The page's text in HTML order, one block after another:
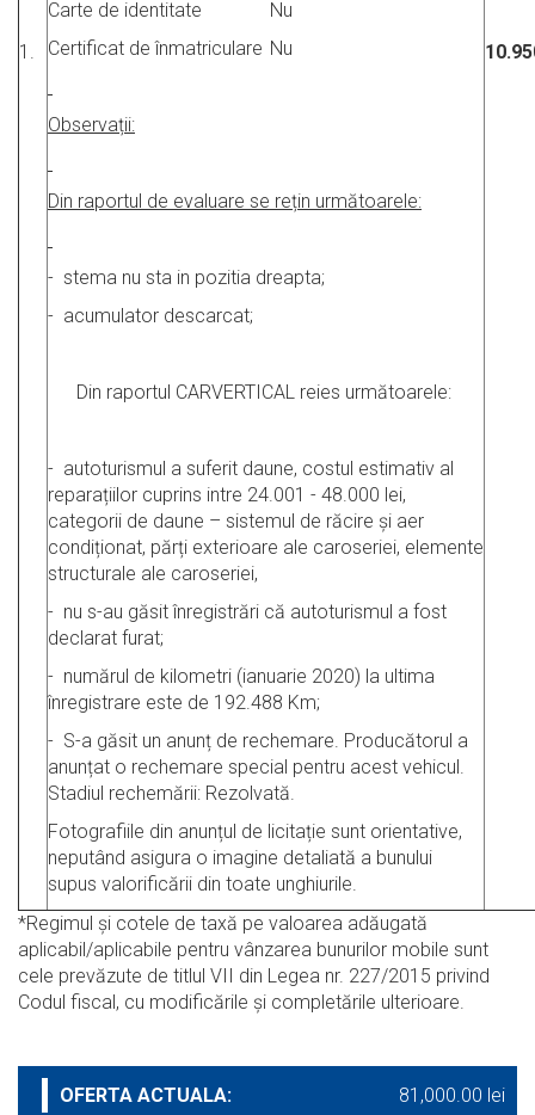
1.
Carte de identitate
Nu
Certificat de înmatriculare Nu
Observații:
Din raportul de evaluare se rețin următoarele:
- stema nu sta in pozitia dreapta;
- acumulator descarcat;
Din raportul CARVERTICAL reies următoarele:
- autoturismul a suferit daune, costul estimativ al
reparațiilor cuprins intre 24.001 - 48.000 lei,
categorii de daune – sistemul de răcire și aer
condiționat, părți exterioare ale caroseriei, elemente
structurale ale caroseriei,
- nu s-au găsit înregistrări că autoturismul a fost
declarat furat;
- numărul de kilometri (ianuarie 2020) la ultima
înregistrare este de 192.488 Km;
- S-a găsit un anunț de rechemare. Producătorul a
anunțat o rechemare special pentru acest vehicul.
Stadiul rechemării: Rezolvată.
Fotografiile din anunțul de licitație sunt orientative,
neputând asigura o imagine detaliată a bunului
supus valorificării din toate unghiurile.
*Regimul şi cotele de taxă pe valoarea adăugată
aplicabil/aplicabile pentru vânzarea bunurilor mobile sunt
cele prevăzute de titlul VII din Legea nr. 227/2015 privind
Codul fiscal, cu modificările şi completările ulterioare.
OFERTA ACTUALA: 81,000.00 lei